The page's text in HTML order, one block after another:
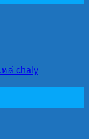
หล่ chaly